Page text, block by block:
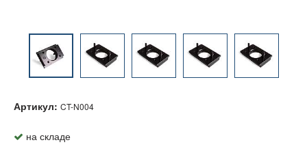
Артикул: CT-N004
на складе